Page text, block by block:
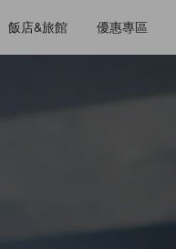
飯店&旅館 優惠專區